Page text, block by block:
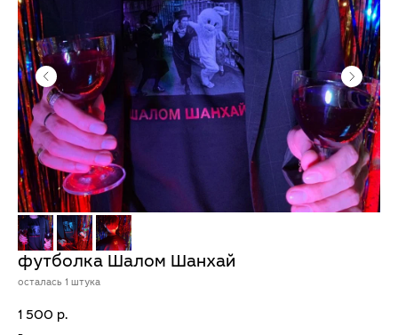
футболка Шалом Шанхай
осталась 1 штука
1 500 р.